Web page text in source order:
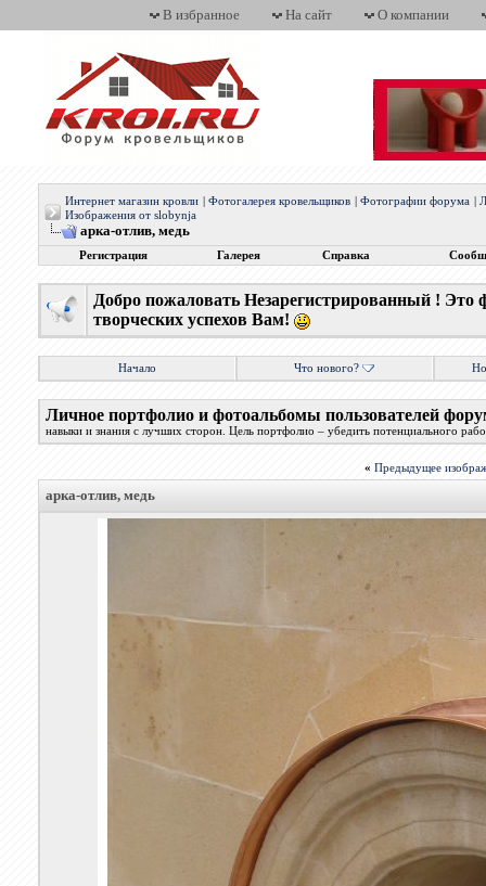
В избранное На сайт О компании
Интернет магазин кровли Фотогалерея кровельщиков Фотографии форума
Изображения от slobynja
арка-отлив, медь
Регистрация Галерея Справка
Добро пожаловать Незарегистрированный !
творческих успехов Вам!
Начало Что нового?
Личное портфолио и фотоальбомы пользователей
навыки и знания с лучших сторон. Цель портфолио – убедить потенциального
« Предыдущее
арка-отлив, медь